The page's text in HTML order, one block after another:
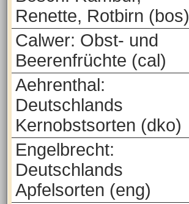
Renette, Rotbirn (bos)
Calwer: Obst- und
Beerenfrüchte (cal)
Aehrenthal:
Deutschlands
Kernobstsorten (dko)
Engelbrecht:
Deutschlands
Apfelsorten (eng)